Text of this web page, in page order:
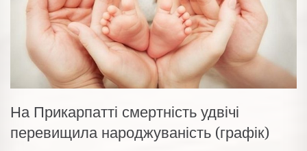
На Прикарпатті смертність удвічі
перевищила народжуваність (графік)